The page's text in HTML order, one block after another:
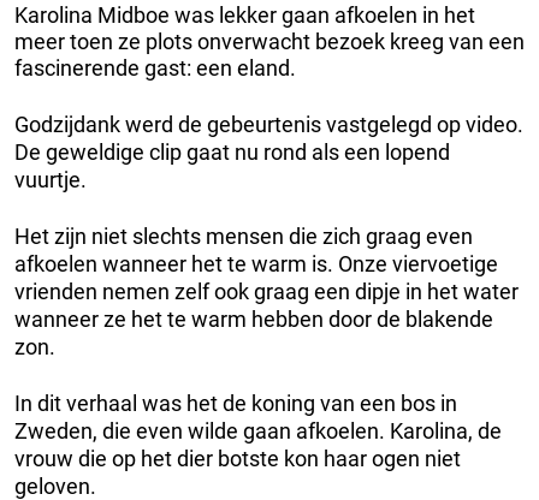
Karolina Midboe was lekker gaan afkoelen in het
meer toen ze plots onverwacht bezoek kreeg van een
fascinerende gast: een eland.
Godzijdank werd de gebeurtenis vastgelegd op video.
De geweldige clip gaat nu rond als een lopend
vuurtje.
Het zijn niet slechts mensen die zich graag even
afkoelen wanneer het te warm is. Onze viervoetige
vrienden nemen zelf ook graag een dipje in het water
wanneer ze het te warm hebben door de blakende
zon.
In dit verhaal was het de koning van een bos in
Zweden, die even wilde gaan afkoelen. Karolina, de
vrouw die op het dier botste kon haar ogen niet
geloven.